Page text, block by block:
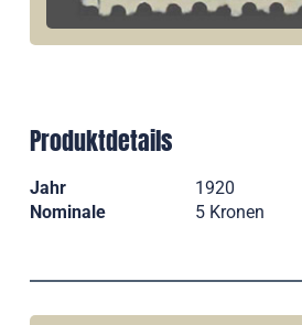
Produktdetails
Jahr 1920
Nominale
5 Kronen